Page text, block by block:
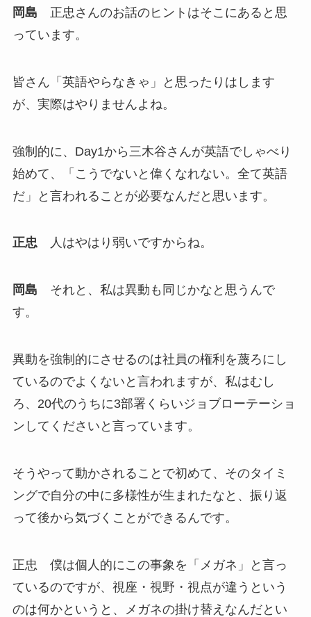
岡島 正忠さんのお話のヒントはそこにあると思
っています。
皆さん「英語やらなきゃ」と思ったりはします
が、実際はやりませんよね。
強制的に、Day1から三木谷さんが英語でしゃべり
始めて、「こうでないと偉くなれない。全て英語
だ」と言われることが必要なんだと思います。
正忠人はやはり弱いですからね。
岡島 それと、私は異動も同じかなと思うんで
す。
異動を強制的にさせるのは社員の権利を蔑ろにし
ているのでよくないと言われますが、私はむし
ろ、20代のうちに3部署くらいジョブローテーショ
ンしてくださいと言っています。
そうやって動かされることで初めて、そのタイミ
ングで自分の中に多様性が生まれたなと、振り返
って後から気づくことができるんです。
正忠 僕は個人的にこの事象を「メガネ」と言っ
ているのですが、視座・視野・視点が違うという
のは何かというと、メガネの掛け替えなんだとい